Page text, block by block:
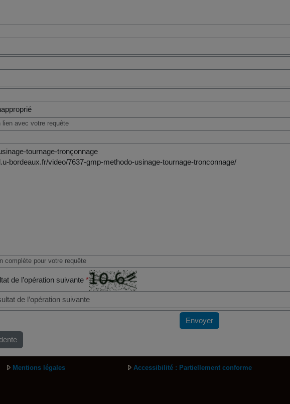
avec votre requête
complète pour votre requête
de l’opération suivante*
Envoyer
Mentions légales Accessibilité : Partiellement conforme